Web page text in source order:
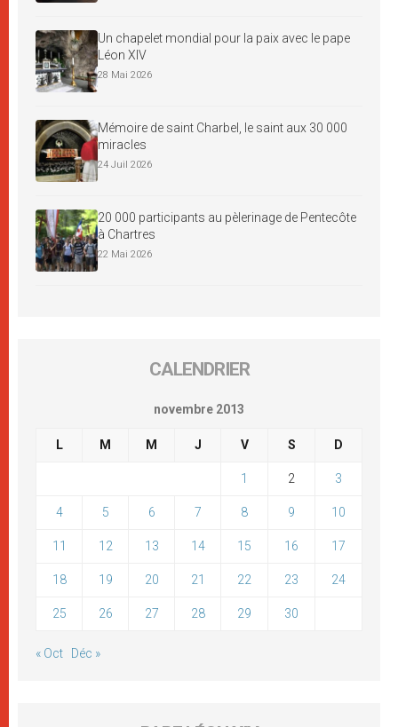
Un chapelet mondial pour la paix avec le pape
Léon XIV
28 Mai 2026
Mémoire de saint Charbel, le saint aux 30 000
miracles
24 Juil 2026
20 000 participants au pèlerinage de Pentecôte
à Chartres
22 Mai 2026
CALENDRIER
novembre 2013
L M M J V S D
1 2 3
4 5 6 7 8 9 10
11 12 13 14 15 16 17
18 19 20 21 22 23 24
25 26 27 28 29 30
« Oct Déc »